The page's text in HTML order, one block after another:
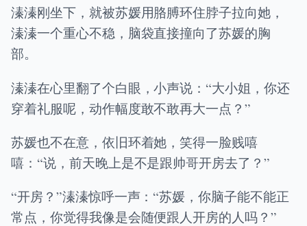
溱溱刚坐下，就被苏媛用胳膊环住脖子拉向她，
溱溱一个重心不稳，脑袋直接撞向了苏媛的胸
部。
溱溱在心里翻了个白眼，小声说：“大小姐，你还
穿着礼服呢，动作幅度敢不敢再大一点？”
苏媛也不在意，依旧环着她，笑得一脸贱嘻
嘻：“说，前天晚上是不是跟帅哥开房去了？”
“开房？”溱溱惊呼一声：“苏媛，你脑子能不能正
常点，你觉得我像是会随便跟人开房的人吗？”